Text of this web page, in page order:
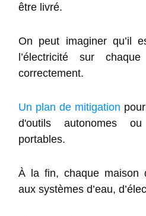
être livré.
On peut imaginer qu’il
l’électricité sur
correctement.
Un plan de mitigation
d'outils autonomes
portables.
À la fin, chaque maison
aux systèmes d’eau,